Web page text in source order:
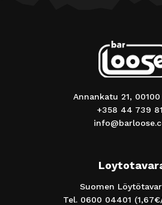
Annankatu 21,
+358 44 739
Suomen
Tel. 0600 04401